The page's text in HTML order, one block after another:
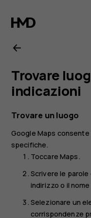
Manuale
d’uso
del
Nokia
8.1
Trovare
indicazioni
Trovare un luogo
Google Maps consente
specifiche.
ToccareMaps.
Scrivere le
indirizzo o il
Selezionare un
corrispondenze